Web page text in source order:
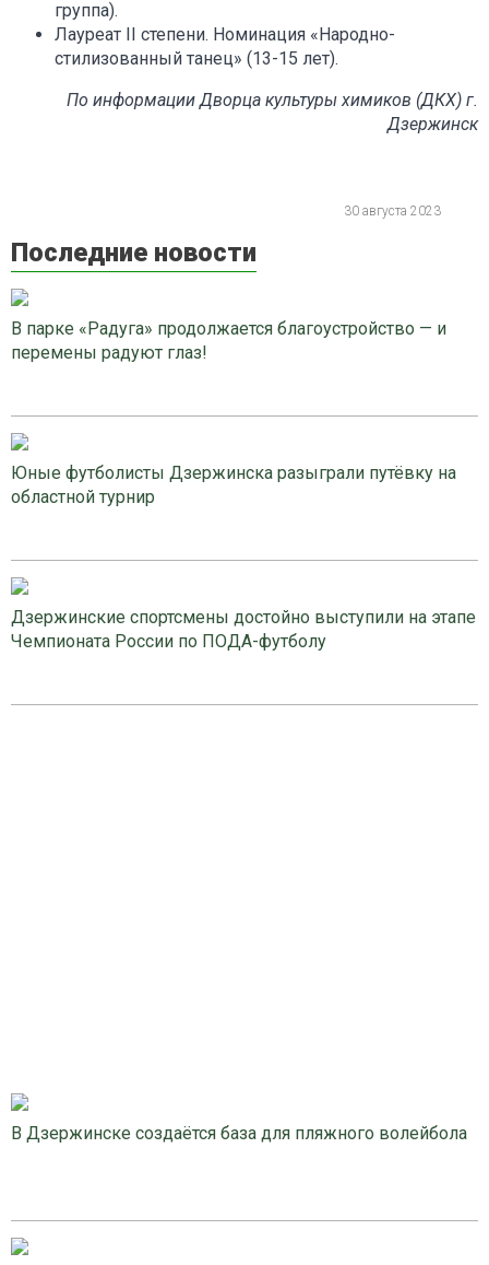
группа).
Лауреат II степени. Номинация «Народно-
стилизованный танец» (13-15 лет).
По информации Дворца культуры химиков (ДКХ) г.
Дзержинск
30 августа 2023
Последние новости
В парке «Радуга» продолжается благоустройство — и
перемены радуют глаз!
Юные футболисты Дзержинска разыграли путёвку на
областной турнир
Дзержинские спортсмены достойно выступили на этапе
Чемпионата России по ПОДА-футболу
В Дзержинске создаётся база для пляжного волейбола